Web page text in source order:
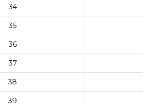
34
35
36
37
38
39